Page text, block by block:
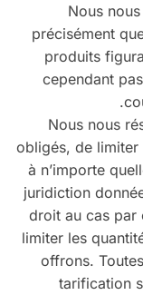
Nous
précisément
produits
cependant
Nous nous
obligés, de limiter
à n’importe
juridiction
droit au cas par
limiter les
offrons.
tarification